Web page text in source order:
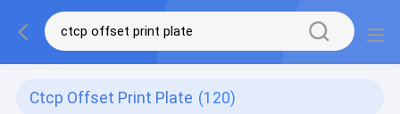
Ctcp Offset Print Plate (120)